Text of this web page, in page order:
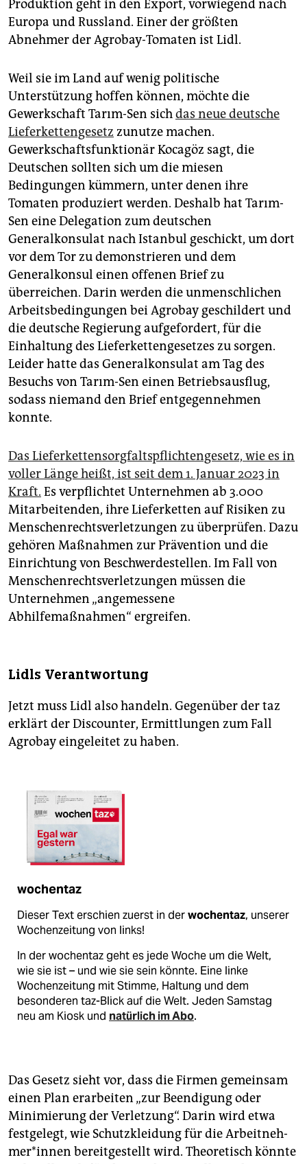
Produktion geht in den Export, vorwiegend nach
Europa und Russland. Einer der größten
Abnehmer der Agrobay-Tomaten ist Lidl.
Weil sie im Land auf wenig politische
Unterstützung hoffen können, möchte die
Gewerkschaft Tarım-Sen sichdas neue deutsche
Lieferkettengesetz zunutze machen.
Gewerkschaftsfunktionär Kocagöz sagt, die
Deutschen sollten sich um die miesen
Bedingungen kümmern, unter denen ihre
Tomaten produziert werden. Deshalb hat Tarım-
Sen eine Delegation zum deutschen
Generalkonsulat nach Istanbul geschickt, um dort
vor dem Tor zu demonstrieren und dem
Generalkonsul einen offenen Brief zu
überreichen. Darin werden die unmenschlichen
Arbeitsbedingungen bei Agrobay geschildert und
die deutsche Regierung aufgefordert, für die
Einhaltung des Lieferkettengesetzes zu sorgen.
Leider hatte das Generalkonsulat am Tag des
Besuchs von Tarım-Sen einen Betriebsausflug,
sodass niemand den Brief entgegennehmen
konnte.
Das Lieferkettensorgfaltspflichtengesetz, wie es in
voller Länge heißt, ist seit dem 1. Januar 2023 in
Kraft. Es verpflichtet Unternehmen ab 3.000
Mitarbeitenden, ihre Lieferketten auf Risiken zu
Menschenrechtsverletzungen zu überprüfen. Dazu
gehören Maßnahmen zur Prävention und die
Einrichtung von Beschwerdestellen. Im Fall von
Menschenrechtsverletzungen müssen die
Unternehmen „angemessene
Abhilfemaßnahmen“ ergreifen.
Lidls Verantwortung
Jetzt muss Lidl also handeln. Gegenüber der taz
erklärt der Discounter, Ermittlungen zum Fall
Agrobay eingeleitet zu haben.
wochentaz
Dieser Text erschien zuerst in derwochentaz, unserer
Wochenzeitung von links!
In der wochentaz geht es jede Woche um die Welt,
wie sie ist – und wie sie sein könnte. Eine linke
Wochenzeitung mit Stimme, Haltung und dem
besonderen taz-Blick auf die Welt. Jeden Samstag
neu am Kiosk und natürlich im Abo.
Das Gesetz sieht vor, dass die Firmen gemeinsam
einen Plan erarbeiten „zur Beendigung oder
Minimierung der Verletzung“. Darin wird etwa
festgelegt, wie Schutzkleidung für die Ar­beit­neh­
me­r*in­nen bereitgestellt wird. Theoretisch könnte